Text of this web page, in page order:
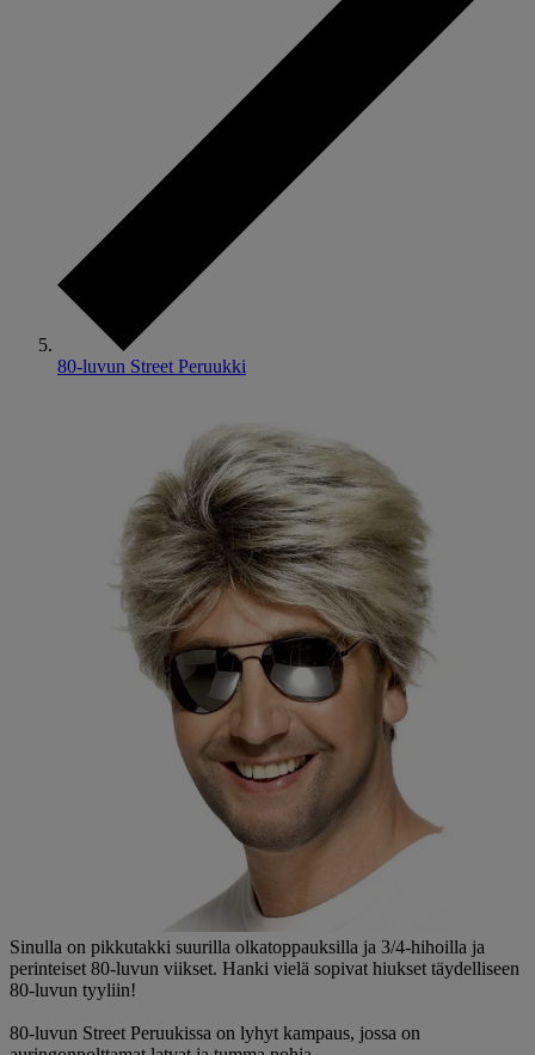
80-luvun Street Peruukki
Sinulla on pikkutakki suurilla olkatoppauksilla ja 3/4-hihoilla ja
perinteiset 80-luvun viikset. Hanki vielä sopivat hiukset täydelliseen
80-luvun tyyliin!
80-luvun Street Peruukissa on lyhyt kampaus, jossa on